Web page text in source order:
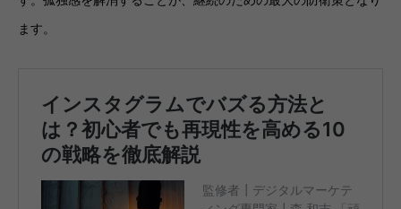
ます。